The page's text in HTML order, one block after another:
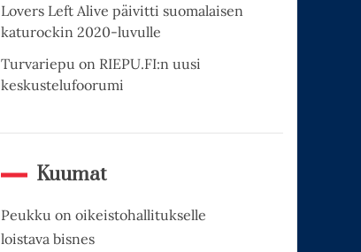
Lovers Left Alive päivitti suomalaisen
katurockin 2020-luvulle
Turvariepu on RIEPU.FI:n uusi
keskustelufoorumi
Kuumat
Peukku on oikeistohallitukselle
loistava bisnes